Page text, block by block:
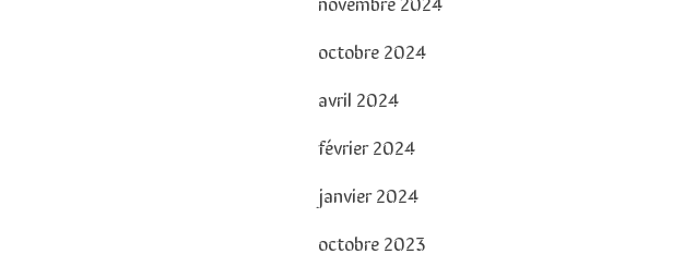
octobre 2024
avril 2024
février 2024
janvier 2024
octobre 2023